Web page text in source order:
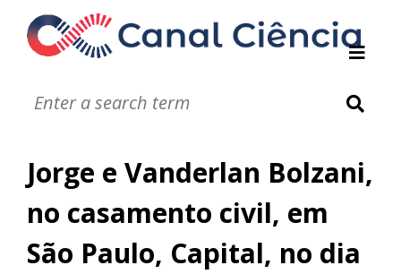
Notáveis
Infográficos
Vídeos
Áudios
Jorge e Vanderlan Bolzani,
no casamento civil, em
São Paulo, Capital, no dia